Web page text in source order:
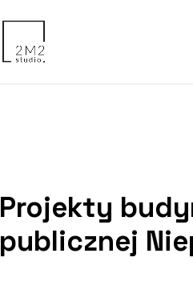
Projekty
publicznej